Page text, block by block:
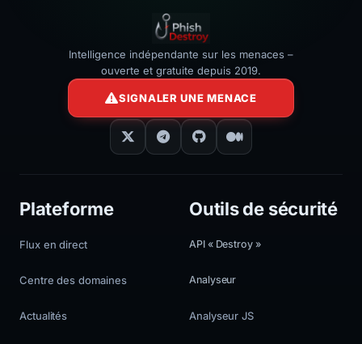
Intelligence indépendante sur les menaces –
ouverte et gratuite depuis 2019.
SIGNALER UNE MENACE
Plateforme
Flux en direct
Centre des domaines
Actualités
Outils de sécurité
API « Destroy »
Analyseur
Analyseur JS